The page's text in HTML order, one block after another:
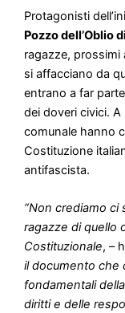
Protagonisti
Pozzo dell’Oblio
ragazze, prossimi
si affacciano da
entrano a far
dei doveri civici.
comunale hanno
Costituzione
antifascista.
“Non crediamo ci
ragazze di quello
Costituzionale, –
il documento che
fondamentali
diritti e delle